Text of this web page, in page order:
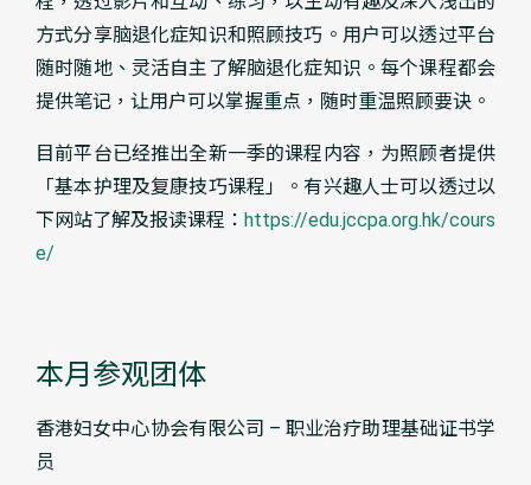
方式分享脑退化症知识和照顾技巧。用户可以透过平台
随时随地、灵活自主了解脑退化症知识。每个课程都会
提供笔记，让用户可以掌握重点，随时重温照顾要诀。
目前平台已经推出全新一季的课程内容，为照顾者提供
「基本护理及复康技巧课程」。有兴趣人士可以透过以
下网站了解及报读课程： https://edu.jccpa.org.hk/cours
e/
本月参观团体
香港妇女中心协会有限公司 – 职业治疗助理基础证书学
员